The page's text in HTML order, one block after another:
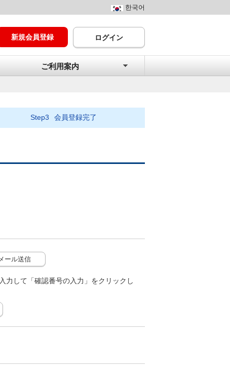
한국어
新規会員登録 ログイン
ご利用案内
Step3 会員登録完了
ール送信
力して「確認番号の入力」をクリックし